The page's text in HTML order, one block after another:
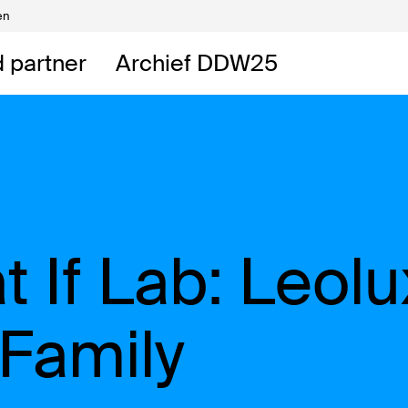
partner Archief DDW25
If Lab: